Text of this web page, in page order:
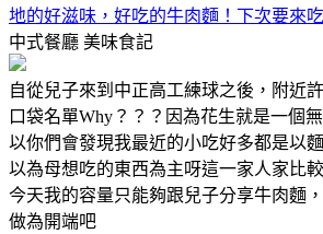
地的好滋味，好吃的牛肉麵！下次要來
中式餐廳 美味食記
自從兒子來到中正高工練球之後，附近
口袋名單Why？？？因為花生就是一個
以你們會發現我最近的小吃好多都是以
以為母想吃的東西為主呀這一家人家比
今天我的容量只能夠跟兒子分享牛肉麵
做為開端吧